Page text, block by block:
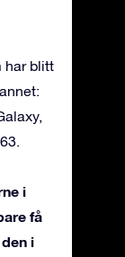
har blitt
i
få
i